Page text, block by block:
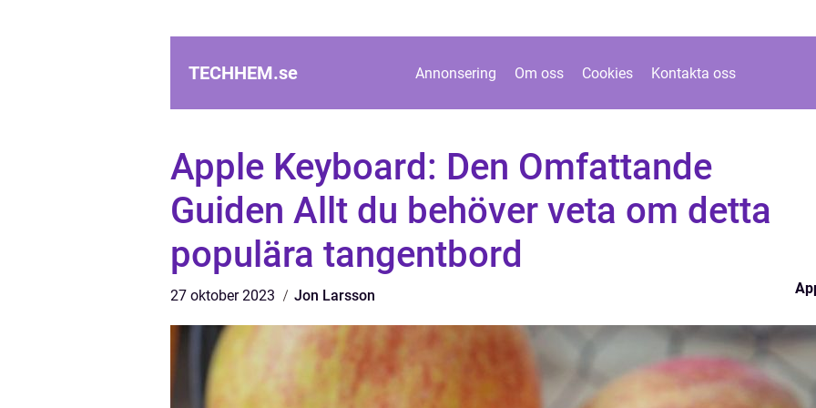
TECHHEM.se Annonsering Om oss Cookies Kontakta oss
Apple Keyboard: Den Omfattande
Guiden Allt du behöver veta om detta
populära tangentbord
27 oktober 2023 Jon Larsson